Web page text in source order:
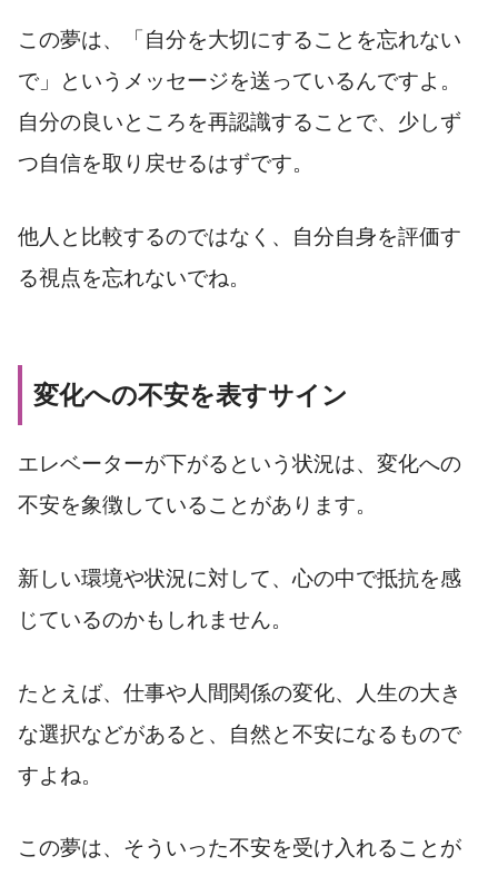
この夢は、「自分を大切にすることを忘れない
で」というメッセージを送っているんですよ。
自分の良いところを再認識することで、少しず
つ自信を取り戻せるはずです。
他人と比較するのではなく、自分自身を評価す
る視点を忘れないでね。
変化への不安を表すサイン
エレベーターが下がるという状況は、変化への
不安を象徴していることがあります。
新しい環境や状況に対して、心の中で抵抗を感
じているのかもしれません。
たとえば、仕事や人間関係の変化、人生の大き
な選択などがあると、自然と不安になるもので
すよね。
この夢は、そういった不安を受け入れることが